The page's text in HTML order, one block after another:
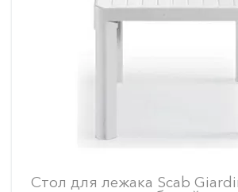
Стол для лежака Scab